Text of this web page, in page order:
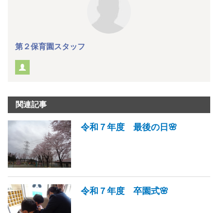
第２保育園スタッフ
関連記事
令和７年度 最後の日🌸
令和７年度 卒園式🌸